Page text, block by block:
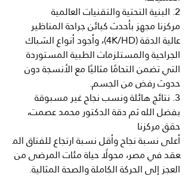
2. البنية التحتية والتقنيات العالمية
مركزنا مجهز بأحدث كبائن جراحة المناظير
عالية الدقة (4K/HD)، وأجود أنواع الشباك
الجراحية والمستلزمات الطبية المستوردة
التي تضمن التحامًا مثاليًا مع الأنسجة دون
حدوث رفض من الجسم.
3. نتائج هائلة ونسب نجاح غير مسبوقة
بفضل الله ثم دقة الدكتور محمد عصمت،
حقق مركزنا
أعلىنسبةنجاحوأقلنسبةارتجاعللفتاقالم
عقدفيمصر، محولًا حياة مئات المرضى من
العجز إلى الحركة الكاملة والصحة المثالية.